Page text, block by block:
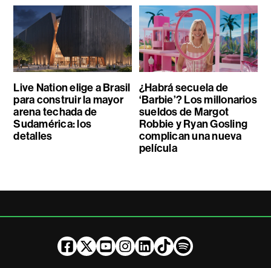
Live Nation elige a Brasil
para construir la mayor
arena techada de
Sudamérica: los
detalles
¿Habrá secuela de
‘Barbie’? Los millonarios
sueldos de Margot
Robbie y Ryan Gosling
complican una nueva
película